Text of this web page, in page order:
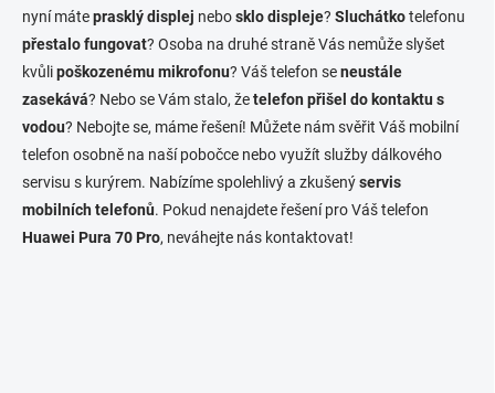
a
c
í
p
r
v
y
v
ý
p
i
nyní máteprasklý displej nebosklo displeje? Sluchátkotelefonu
přestalo fungovat? Osoba na druhé straně Vás nemůže slyšet
kvůlipoškozenému mikrofonu? Váš telefon seneustále
zasekává? Nebo se Vám stalo, žetelefon přišel do kontaktu s
vodou? Nebojte se, máme řešení! Můžete nám svěřit Váš mobilní
telefon osobně na naší pobočce nebo využít služby dálkového
servisu s kurýrem. Nabízíme spolehlivý a zkušenýservis
mobilních telefonů. Pokud nenajdete řešení pro Váš telefon
Huawei Pura 70 Pro, neváhejte nás kontaktovat!